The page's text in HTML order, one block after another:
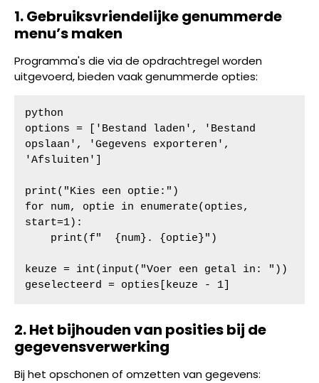
1. Gebruiksvriendelijke genummerde
menu’s maken
Programma's die via de opdrachtregel worden
uitgevoerd, bieden vaak genummerde opties:
python
options = ['Bestand laden', 'Bestand
opslaan', 'Gegevens exporteren',
'Afsluiten']
print("Kies een optie:")
for num, optie in enumerate(opties,
start=1):
keuze = int(input("Voer een getal in: "))
geselecteerd = opties[keuze - 1]
2. Het bijhouden van posities bij de
gegevensverwerking
Bij het opschonen of omzetten van gegevens: